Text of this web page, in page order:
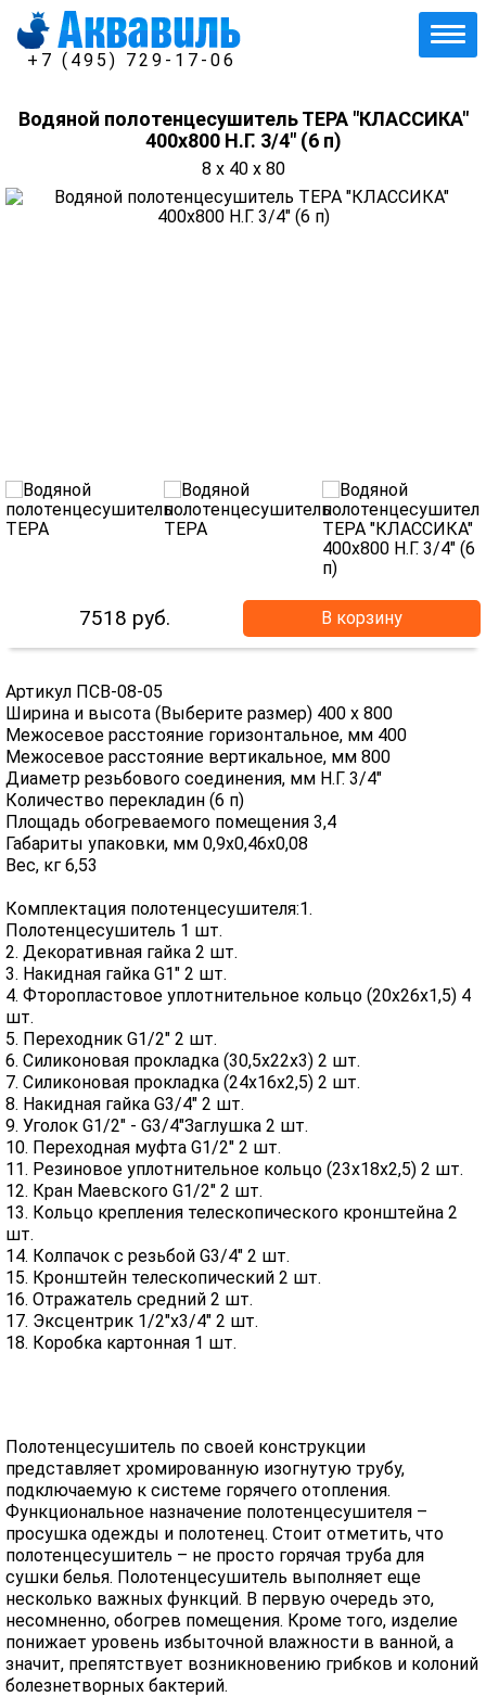
+7 (495) 729-17-06
Водяной полотенцесушитель ТЕРА "КЛАССИКА"
400х800 Н.Г. 3/4" (6 п)
8 x 40 x 80
7518 руб. В корзину
Артикул ПСВ-08-05
Ширина и высота (Выберите размер) 400 х 800
Межосевое расстояние горизонтальное, мм 400
Межосевое расстояние вертикальное, мм 800
Диаметр резьбового соединения, мм Н.Г. 3/4"
Количество перекладин (6 п)
Площадь обогреваемого помещения 3,4
Габариты упаковки, мм 0,9х0,46х0,08
Вес, кг 6,53
Комплектация полотенцесушителя:1.
Полотенцесушитель 1 шт.
2. Декоративная гайка 2 шт.
3. Накидная гайка G1" 2 шт.
4. Фторопластовое уплотнительное кольцо (20х26х1,5) 4
шт.
5. Переходник G1/2" 2 шт.
6. Силиконовая прокладка (30,5х22х3) 2 шт.
7. Силиконовая прокладка (24х16х2,5) 2 шт.
8. Накидная гайка G3/4" 2 шт.
9. Уголок G1/2" - G3/4"Заглушка 2 шт.
10. Переходная муфта G1/2" 2 шт.
11. Резиновое уплотнительное кольцо (23х18х2,5) 2 шт.
12. Кран Маевского G1/2" 2 шт.
13. Кольцо крепления телескопического кронштейна 2
шт.
14. Колпачок с резьбой G3/4" 2 шт.
15. Кронштейн телескопический 2 шт.
16. Отражатель средний 2 шт.
17. Эксцентрик 1/2"х3/4" 2 шт.
18. Коробка картонная 1 шт.
Полотенцесушитель по своей конструкции
представляет хромированную изогнутую трубу,
подключаемую к системе горячего отопления.
Функциональное назначение полотенцесушителя –
просушка одежды и полотенец. Стоит отметить, что
полотенцесушитель – не просто горячая труба для
сушки белья. Полотенцесушитель выполняет еще
несколько важных функций. В первую очередь это,
несомненно, обогрев помещения. Кроме того, изделие
понижает уровень избыточной влажности в ванной, а
значит, препятствует возникновению грибков и колоний
болезнетворных бактерий.